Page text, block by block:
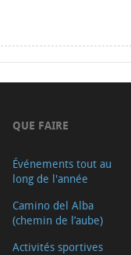
QUE FAIRE
Événements tout au
long de l'année
Camino del Alba
(chemin de l’aube)
Activités sportives